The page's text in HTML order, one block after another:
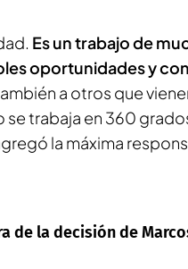
Es un trabajo de
oportunidades y
a otros que
se trabaja en 360
la máxima
de la decisión de